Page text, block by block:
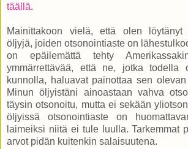
täällä.
Mainittakoon vielä, että olen löytänyt
öljyjä, joiden otsonointiaste on
on epäilemättä tehty
ymmärrettävää, että ne, jotka todella
kunnolla, haluavat painottaa sen
Minun öljyistäni ainoastaan vahva
täysin otsonoitu, mutta ei sekään
öljyissä otsonointiaste on
laimeiksi niitä ei tule luulla. Tarkemmat
arvot pidän kuitenkin salaisuutena.